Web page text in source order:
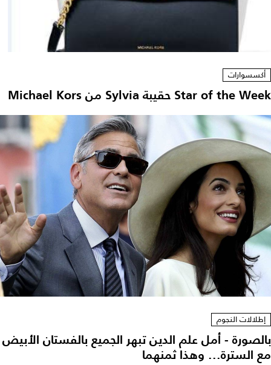
أكسسوارات
Star of the Week حقيبة Sylvia من Michael Kors
إطلالات النجوم
بالصورة - أمل علم الدين تبهر الجميع بالفستان الأبيض
مع السترة... وهذا ثمنهما